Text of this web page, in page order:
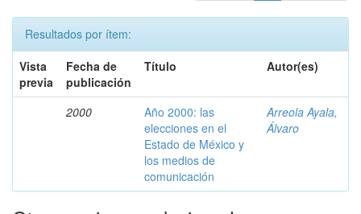
Resultados por ítem:
Vista
previa
Fecha de
publicación
Título Autor(es)
2000
Año 2000: las
elecciones en el
Estado de México y
los medios de
comunicación
Arreola Ayala,
Álvaro